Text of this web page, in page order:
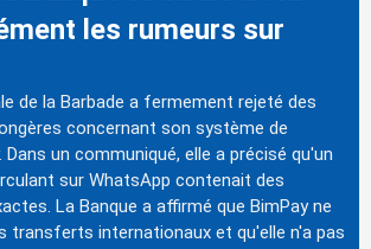
les rumeurs sur
de la Barbade a fermement rejeté des
concernant son système de
Dans un communiqué, elle a précisé qu'un
sur WhatsApp contenait des
La Banque a affirmé que BimPay ne
transferts internationaux et qu'elle n'a pas